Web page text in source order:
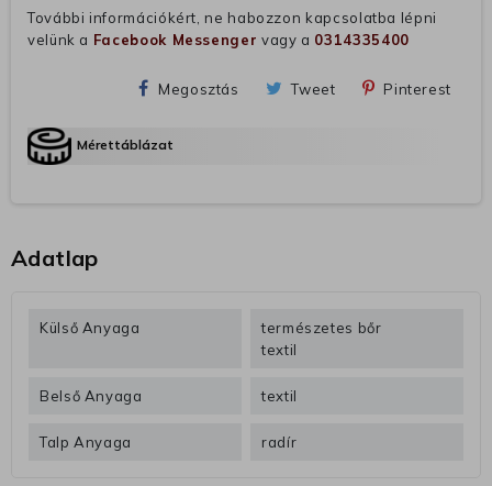
További információkért, ne habozzon kapcsolatba lépni
velünk a Facebook Messenger vagy a 0314335400
Megosztás Tweet Pinterest
Mérettáblázat
Adatlap
Külső Anyaga
természetes bőr
textil
Belső Anyaga textil
Talp Anyaga radír